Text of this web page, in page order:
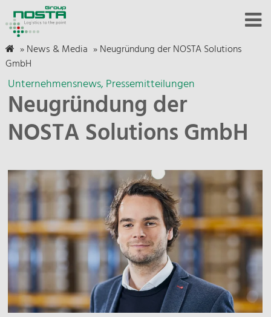
»News & Media »Neugründung der NOSTA Solutions
GmbH
Unternehmensnews Pressemitteilungen
Neugründung der
NOSTA Solutions GmbH